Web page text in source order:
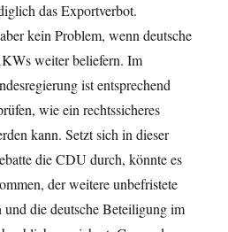
das Exportverbot.
kein Problem, wenn deutsche
weiter beliefern. Im
ist entsprechend
wie ein rechtssicheres
kann. Setzt sich in dieser
die CDU durch, könnte es
der weitere unbefristete
die deutsche Beteiligung im